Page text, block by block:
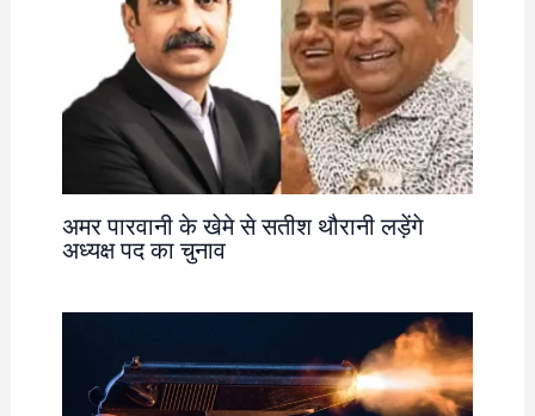
अमर पारवानी के खेमे से सतीश थौरानी लड़ेंगे
अध्यक्ष पद का चुनाव